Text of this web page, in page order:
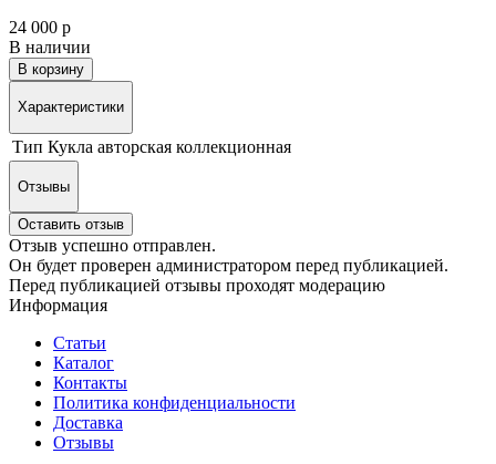
24 000 р
В наличии
В корзину
Характеристики
Тип Кукла авторская коллекционная
Отзывы
Оставить отзыв
Отзыв успешно отправлен.
Он будет проверен администратором перед публикацией.
Перед публикацией отзывы проходят модерацию
Информация
Статьи
Каталог
Контакты
Политика конфиденциальности
Доставка
Отзывы